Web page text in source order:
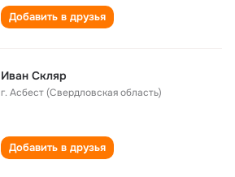
Добавить в друзья
Иван Скляр
г. Асбест (Свердловская область)
Добавить в друзья